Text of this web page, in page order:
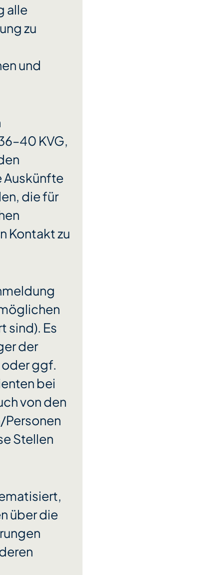
alle
zu
und
KVG,
Auskünfte
die für
Kontakt zu
sind). Es
der
ggf.
bei
von den
Stellen
über die